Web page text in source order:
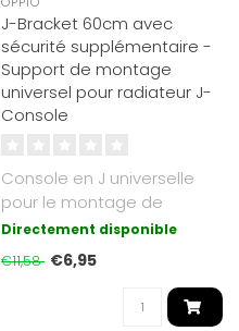
J-Bracket 60cm avec
sécurité supplémentaire -
Support de montage
universel pour radiateur J-
Console
Console en J universelle
pour le montage de
radiateurs sans points de
montage so..
Directement disponible
€11,58 €6,95